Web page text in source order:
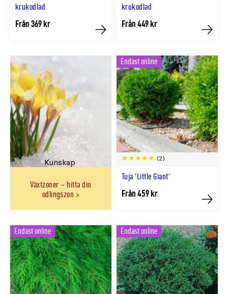
krukodlad
Från 369 kr
Köp
krukodlad
Från 449 kr
Köp
Kunskap
Växtzoner – hitta din
odlingszon
Tuja 'Little Giant'
(2)
Endast online
Från 459 kr
Köp
Endast online Endast online